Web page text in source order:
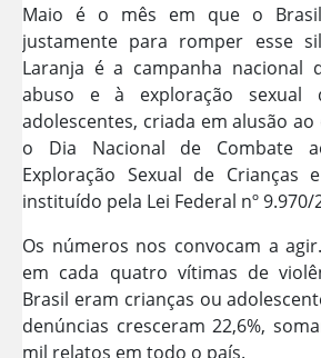
Maio é o mês em que o
justamente para romper esse
Laranja é a campanha nacional
abuso e à exploração sexual
adolescentes, criada em alusão ao
o Dia Nacional de Combate
Exploração Sexual de Crianças
instituído pela Lei Federal nº 9.970/
Os números nos convocam a
em cada quatro vítimas de
Brasil eram crianças ou
denúncias cresceram 22,6%,
mil relatos em todo o país.